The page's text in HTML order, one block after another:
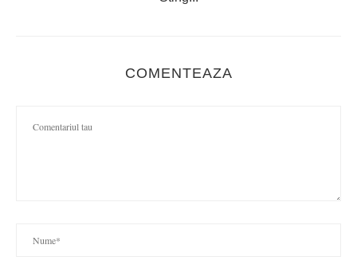
COMENTEAZA